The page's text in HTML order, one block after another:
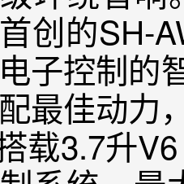
创的SH-
子控制的
最佳动力
载3.7升